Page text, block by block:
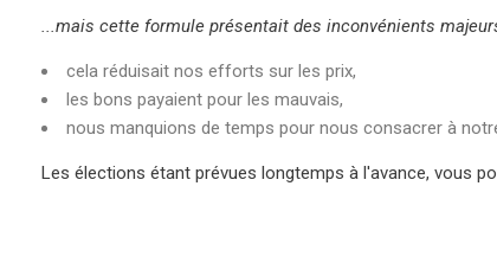
...mais cette formule présentait des inconvénients
cela réduisait nos efforts sur les prix,
les bons payaient pour les mauvais,
nous manquions de temps pour nous consacrer à
Les élections étant prévues longtemps à l'avance, vous